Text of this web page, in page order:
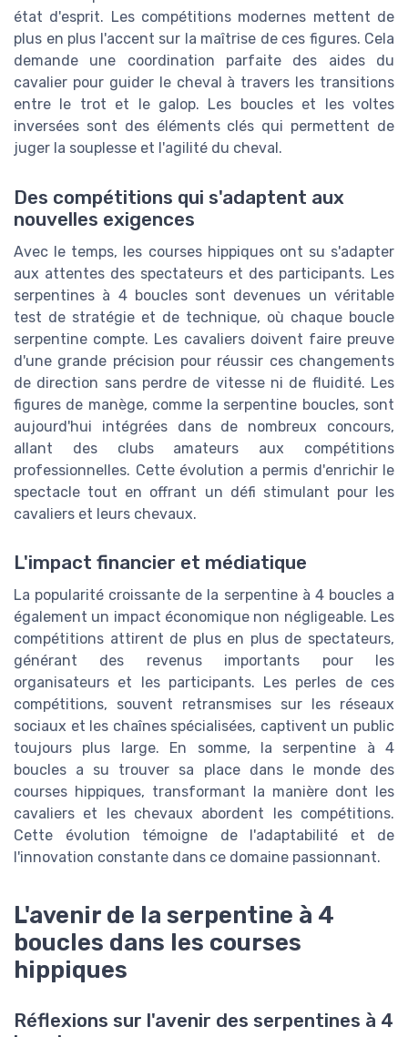
état d'esprit. Les compétitions modernes mettent de
plus en plus l'accent sur la maîtrise de ces figures. Cela
demande une coordination parfaite des aides du
cavalier pour guider le cheval à travers les transitions
entre le trot et le galop. Les boucles et les voltes
inversées sont des éléments clés qui permettent de
juger la souplesse et l'agilité du cheval.
Des compétitions qui s'adaptent aux
nouvelles exigences
Avec le temps, les courses hippiques ont su s'adapter
aux attentes des spectateurs et des participants. Les
serpentines à 4 boucles sont devenues un véritable
test de stratégie et de technique, où chaque boucle
serpentine compte. Les cavaliers doivent faire preuve
d'une grande précision pour réussir ces changements
de direction sans perdre de vitesse ni de fluidité. Les
figures de manège, comme la serpentine boucles, sont
aujourd'hui intégrées dans de nombreux concours,
allant des clubs amateurs aux compétitions
professionnelles. Cette évolution a permis d'enrichir le
spectacle tout en offrant un défi stimulant pour les
cavaliers et leurs chevaux.
L'impact financier et médiatique
La popularité croissante de la serpentine à 4 boucles a
également un impact économique non négligeable. Les
compétitions attirent de plus en plus de spectateurs,
générant des revenus importants pour les
organisateurs et les participants. Les perles de ces
compétitions, souvent retransmises sur les réseaux
sociaux et les chaînes spécialisées, captivent un public
toujours plus large. En somme, la serpentine à 4
boucles a su trouver sa place dans le monde des
courses hippiques, transformant la manière dont les
cavaliers et les chevaux abordent les compétitions.
Cette évolution témoigne de l'adaptabilité et de
l'innovation constante dans ce domaine passionnant.
L'avenir de la serpentine à 4
boucles dans les courses
hippiques
Réflexions sur l'avenir des serpentines à 4